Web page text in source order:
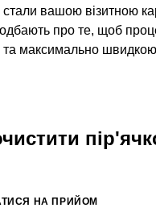
вашою візитною
про те, щоб
максимально
НА ПРИЙОМ